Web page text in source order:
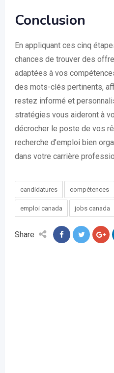
Conclusion
En appliquant ces cinq
chances de trouver des
adaptées à vos
des mots-clés pertinents,
restez informé et
stratégies vous aideront à
décrocher le poste de vos
recherche d’emploi bien
dans votre carrière
candidatures compétences
emploi canada jobs canada
Share